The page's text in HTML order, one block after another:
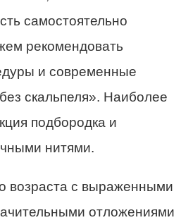
самостоятельно
рекомендовать
и современные
скальпеля». Наиболее
подбородка и
нитями.
возраста с выраженными
отложениями